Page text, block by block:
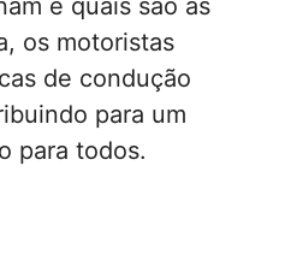
e quais são as
os motoristas
de condução
para um
para todos.